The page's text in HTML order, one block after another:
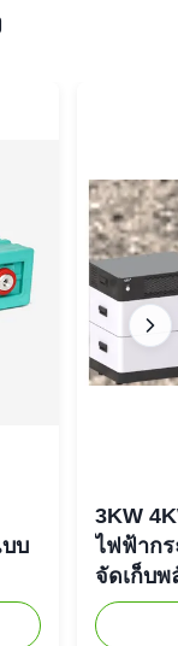
บ
3KW
ไฟฟ้าก
จัดเก็บพ